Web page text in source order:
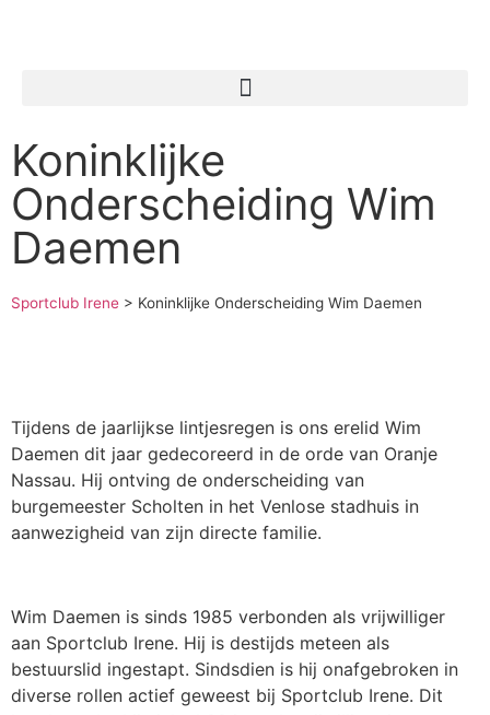
Koninklijke
Onderscheiding Wim
Daemen
Sportclub Irene > Koninklijke Onderscheiding Wim Daemen
Tijdens de jaarlijkse lintjesregen is ons erelid Wim
Daemen dit jaar gedecoreerd in de orde van Oranje
Nassau. Hij ontving de onderscheiding van
burgemeester Scholten in het Venlose stadhuis in
aanwezigheid van zijn directe familie.
Wim Daemen is sinds 1985 verbonden als vrijwilliger
aan Sportclub Irene. Hij is destijds meteen als
bestuurslid ingestapt. Sindsdien is hij onafgebroken in
diverse rollen actief geweest bij Sportclub Irene. Dit